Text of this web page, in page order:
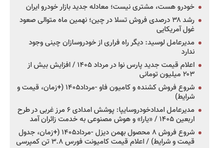
خودرو هست، مشتری نیست؛ معادله جدید بازار خودرو ایران
رشد ۳۸ درصدی فروش تسلا در چین؛ نهمین ماه متوالی صعود
غول آمریکایی
مدیرعامل لوسید: دیگر راه فراری از خودروسازان چینی وجود
ندارد
اعلام قیمت جدید پارس نوا در مرداد ۱۴۰۵ / افزایش بیش از
۲۰۳ میلیون تومانی
شروع فروش کشنده و کامیون فاو -مرداد۱۴۰۵ (+زمان، قیمت و
شرایط)
مدیرعامل امدادخودروسایپا: پوشش امدادی ۶ مرز غربی در طرح
اربعین ۱۴۰۵ / «یارا» و هوش مصنوعی به خدمت زائران آمد
شروع فروش ۸ محصول بهمن دیزل -مرداد۱۴۰۵ (+زمان، جدول
قیمت و شرایط) / اعلام قیمت کامیونت فورس ۳.۸ تن کمپرسی